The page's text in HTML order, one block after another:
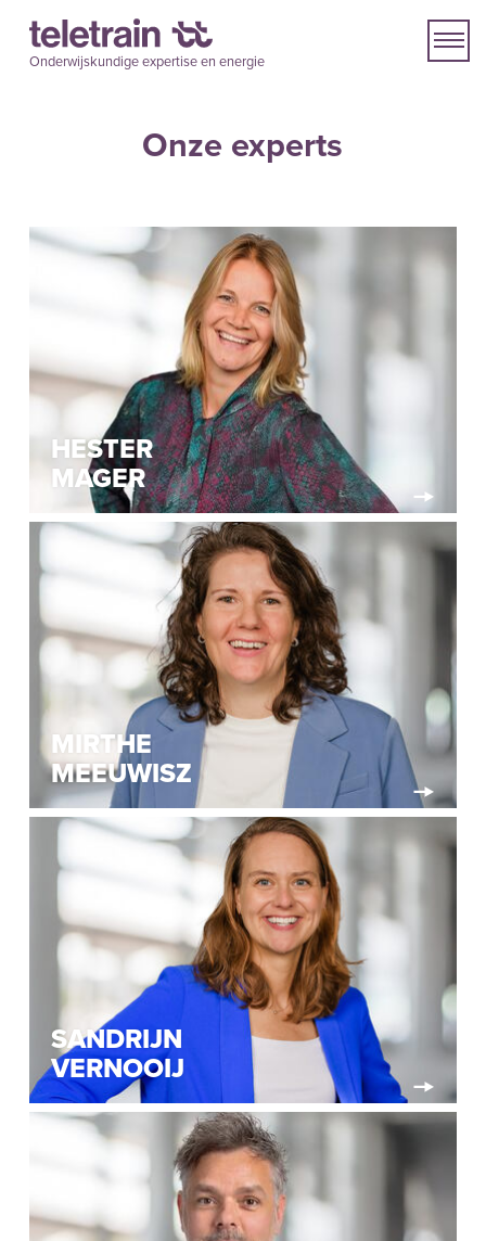
Onderwijskundige expertise en energie
Onze experts
HESTER
MAGER
MIRTHE
MEEUWISZ
SANDRIJN
VERNOOIJ